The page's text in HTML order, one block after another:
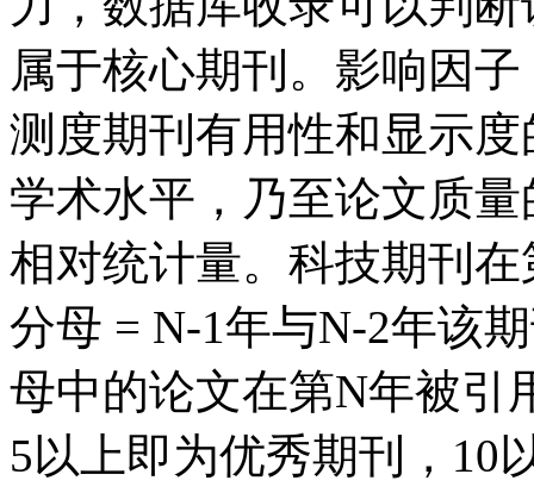
属于核心期刊。影响因
测度期刊有用性和显示
学术水平，乃至论文质
相对统计量。科技期刊
分母 = N-1年与N-2年该
母中的论文在第N年被引
5以上即为优秀期刊，10